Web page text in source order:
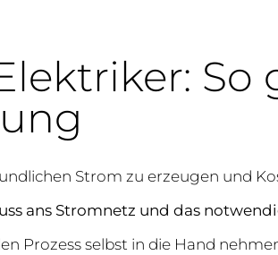
So
Strom zu erzeugen und
ans Stromnetz und das
Prozess selbst in die Hand